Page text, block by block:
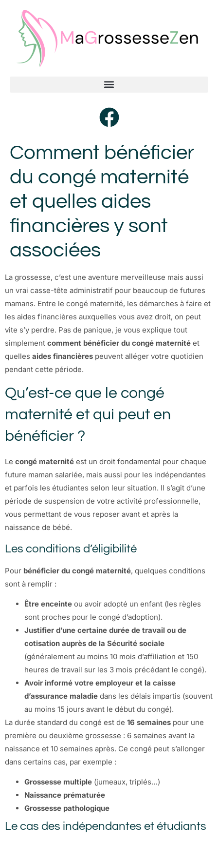
Comment bénéficier
du congé maternité
et quelles aides
financières y sont
associées
La grossesse, c’est une aventure merveilleuse mais aussi
un vrai casse-tête administratif pour beaucoup de futures
mamans. Entre le congé maternité, les démarches à faire et
les aides financières auxquelles vous avez droit, on peut
vite s’y perdre. Pas de panique, je vous explique tout
simplement comment bénéficier du congé maternité et
quelles aides financières peuvent alléger votre quotidien
pendant cette période.
Qu’est-ce que le congé
maternité et qui peut en
bénéficier ?
Le congé maternité est un droit fondamental pour chaque
future maman salariée, mais aussi pour les indépendantes
et parfois les étudiantes selon leur situation. Il s’agit d’une
période de suspension de votre activité professionnelle,
vous permettant de vous reposer avant et après la
naissance de bébé.
Les conditions d’éligibilité
Pour bénéficier du congé maternité, quelques conditions
sont à remplir :
Être enceinte ou avoir adopté un enfant (les règles
sont proches pour le congé d’adoption).
Justifier d’une certaine durée de travail ou de
cotisation auprès de la Sécurité sociale
(généralement au moins 10 mois d’affiliation et 150
heures de travail sur les 3 mois précédant le congé).
Avoir informé votre employeur et la caisse
d’assurance maladie dans les délais impartis (souvent
au moins 15 jours avant le début du congé).
La durée standard du congé est de 16 semaines pour une
première ou deuxième grossesse : 6 semaines avant la
naissance et 10 semaines après. Ce congé peut s’allonger
dans certains cas, par exemple :
Grossesse multiple (jumeaux, triplés…)
Naissance prématurée
Grossesse pathologique
Le cas des indépendantes et étudiants